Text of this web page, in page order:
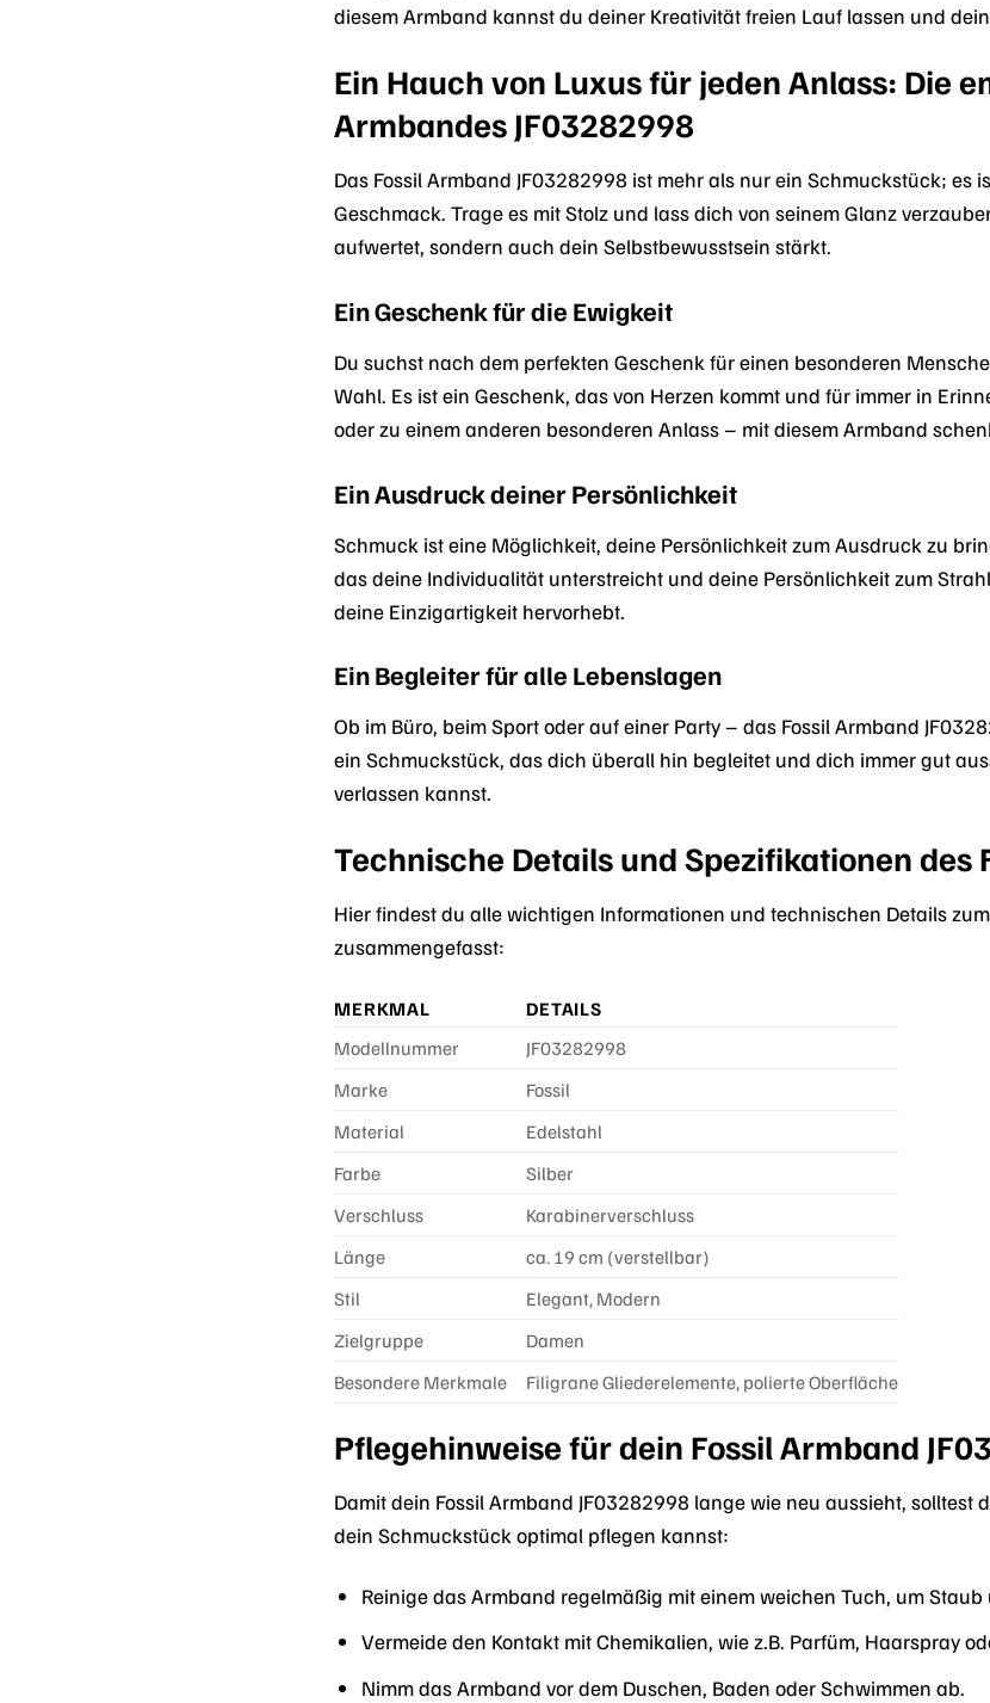
diesem Armband kannst du deiner Kreativität freien Lauf lassen und
Ein Hauch von Luxus für jeden Anlass: Die
Armbandes JF03282998
Das Fossil Armband JF03282998 ist mehr als nur ein Schmuckstück;
Geschmack. Trage es mit Stolz und lass dich von seinem Glanz
aufwertet, sondern auch dein Selbstbewusstsein stärkt.
Ein Geschenk für die Ewigkeit
Du suchst nach dem perfekten Geschenk für einen besonderen
Wahl. Es ist ein Geschenk, das von Herzen kommt und für immer in
oder zu einem anderen besonderen Anlass – mit diesem Armband
Ein Ausdruck deiner Persönlichkeit
Schmuck ist eine Möglichkeit, deine Persönlichkeit zum Ausdruck zu
das deine Individualität unterstreicht und deine Persönlichkeit zum
deine Einzigartigkeit hervorhebt.
Ein Begleiter für alle Lebenslagen
Ob im Büro, beim Sport oder auf einer Party – das Fossil Armband
ein Schmuckstück, das dich überall hin begleitet und dich immer gut
verlassen kannst.
Technische Details und Spezifikationen des
Hier findest du alle wichtigen Informationen und technischen Details
zusammengefasst:
MERKMAL
DETAILS
Modellnummer
JF03282998
Marke
Fossil
Material
Edelstahl
Farbe
Silber
Verschluss
Karabinerverschluss
Länge
ca. 19 cm (verstellbar)
Stil
Elegant, Modern
Zielgruppe
Damen
Besondere Merkmale
Filigrane Gliederelemente, polierte Oberfläche
Pflegehinweise für dein Fossil Armband
Damit dein Fossil Armband JF03282998 lange wie neu aussieht,
dein Schmuckstück optimal pflegen kannst:
Reinige das Armband regelmäßig mit einem weichen Tuch, um
Vermeide den Kontakt mit Chemikalien, wie z.B. Parfüm, Haarspray
Nimm das Armband vor dem Duschen, Baden oder Schwimmen ab.